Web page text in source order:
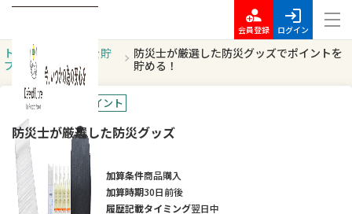
会員登録 ログイン
トッ
プ
ポイントを貯
める
防災士が厳選した防災グッズでポイントを
貯める！
オススメ 高額ポイント
防災士が厳選した防災グッズ
加算条件商品購入
加算時期30日前後
履歴記載タイミング翌日中